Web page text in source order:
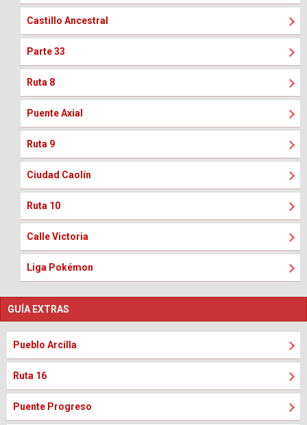
Castillo Ancestral
Parte 33
Ruta 8
Puente Axial
Ruta 9
Ciudad Caolín
Ruta 10
Calle Victoria
Liga Pokémon
GUÍA EXTRAS
Pueblo Arcilla
Ruta 16
Puente Progreso